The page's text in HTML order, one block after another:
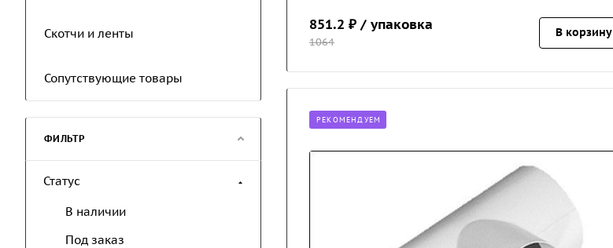
851.2 ₽ / упаковка
1064
В корзину
РЕКОМЕНДУЕМ
Скотчи и ленты
Сопутствующие товары
ФИЛЬТР
Статус
В наличии
Под заказ